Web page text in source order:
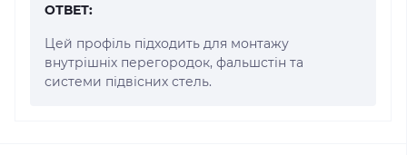
ОТВЕТ:
Цей профіль підходить для монтажу
внутрішніх перегородок, фальшстін та
системи підвісних стель.